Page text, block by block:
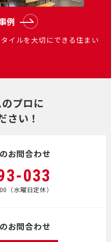
例
イルを大切にできる住まい
プロに
さい！
お問合わせ
033
（水曜日定休）
お問合わせ